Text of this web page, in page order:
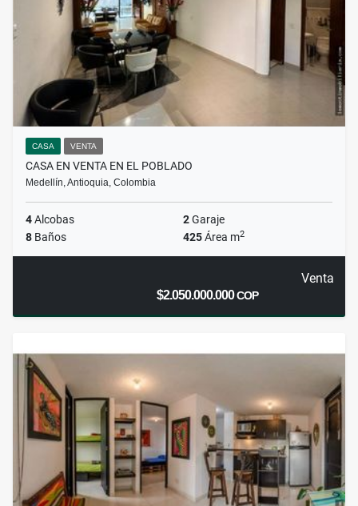
CASA VENTA
CASA EN VENTA EN EL POBLADO
Medellín, Antioquia, Colombia
4Alcobas 2Garaje
8 Baños 425Área m2
Venta
$2.050.000.000COP